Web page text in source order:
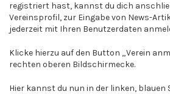
registriert hast, kannst du dich
Vereinsprofil, zur Eingabe von News-
jederzeit mit Ihren Benutzerdaten
Klicke hierzu auf den Button „Verein
rechten oberen Bildschirmecke.
Hier kannst du nun in der linken, blauen